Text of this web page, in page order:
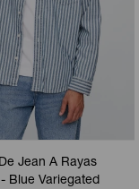
Jean A Rayas
Blue Variegated